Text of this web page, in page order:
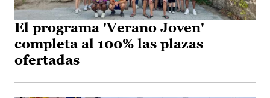
El programa 'Verano Joven'
completa al 100% las plazas
ofertadas